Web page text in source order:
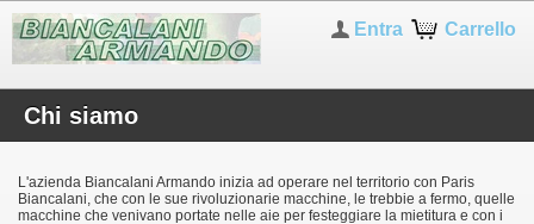
Carrello
Entra
Chi siamo
L'azienda Biancalani Armando inizia ad operare nel territorio con Paris
Biancalani, che con le sue rivoluzionarie macchine, le trebbie a fermo, quelle
macchine che venivano portate nelle aie per festeggiare la mietitura e con i